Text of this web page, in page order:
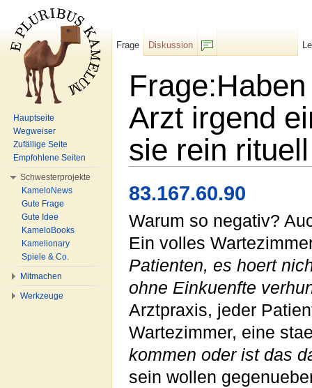
Arzt irgend
sie rein
83.167.60.90
Warum so negativ?
Ein volles
Patienten, es hoert
ohne Einkuenfte
Arztpraxis, jeder
Wartezimmer, eine
kommen oder ist das
sein wollen
Frage
Diskussion
Hauptseite
Wegweiser
Zufällige Seite
Empfohlene Seiten
Schwesterprojekte
KameloNews
Gute Frage
Gute Idee
KameloBooks
Kamelionary
Spiele & Co.
Mitmachen
Werkzeuge